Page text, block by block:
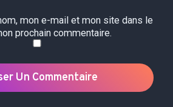
mon e-mail et mon site dans le
prochain commentaire.